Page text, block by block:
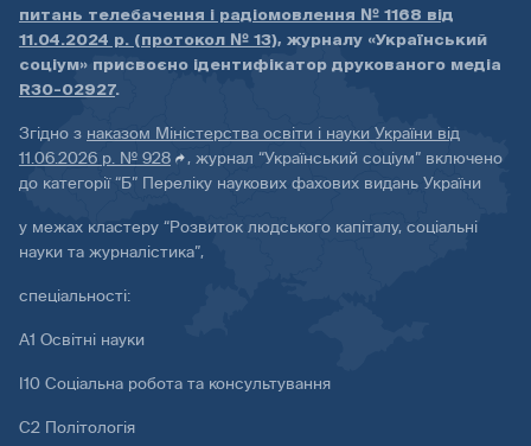
питань телебачення і радіомовлення № 1168 від
11.04.2024 р. (протокол № 13), журналу «Український
соціум» присвоєно ідентифікатор друкованого медіа
R30-02927.
Згідно з наказом Міністерства освіти і науки України від
11.06.2026 р. № 928
, журнал “Український соціум” включено
до категорії “Б” Переліку наукових фахових видань України
у межах кластеру “Розвиток людського капіталу, соціальні
науки та журналістика”,
спеціальності:
А1 Освітні науки
І10 Соціальна робота та консультування
С2 Політологія